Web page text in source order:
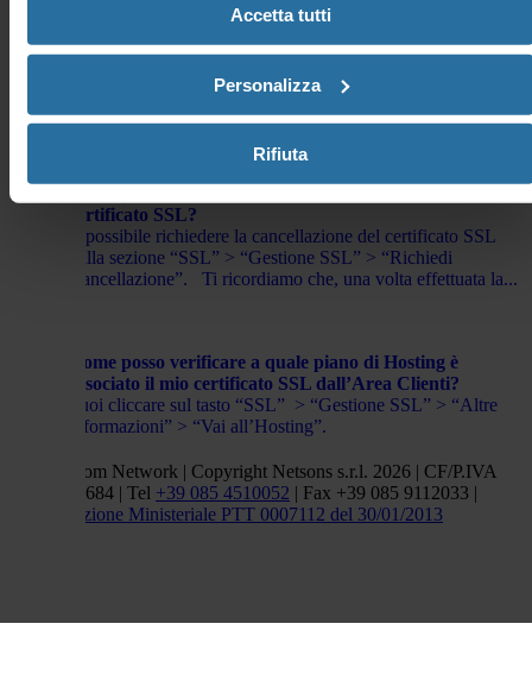
Accetta tutti
Personalizza
Rifiuta
Puoi rinnovare il tuo certificato SSL direttamente dalla
sezione “SSL” > “Rinnova”.
certificato SSL?
È possibile richiedere la cancellazione del certificato SSL
dalla sezione “SSL” > “Gestione SSL” > “Richiedi
Cancellazione”. Ti ricordiamo che, una volta effettuata la...
Come posso verificare a quale piano di Hosting è
associato il mio certificato SSL dall’Area Clienti?
Puoi cliccare sul tasto “SSL” > “Gestione SSL” > “Altre
informazioni” > “Vai all’Hosting”.
Netsons.com Network | Copyright Netsons s.r.l. 2026 | CF/P.IVA
01838660684 | Tel +39 085 4510052 | Fax +39 085 9112033 |
Autorizzazione Ministeriale PTT 0007112 del 30/01/2013